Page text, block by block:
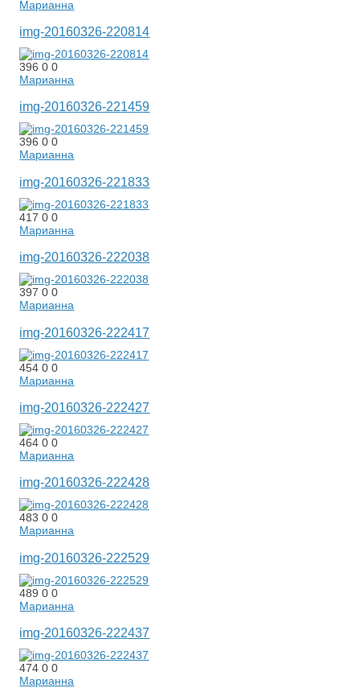
Марианна
img-20160326-220814
39600
Марианна
img-20160326-221459
39600
Марианна
img-20160326-221833
41700
Марианна
img-20160326-222038
39700
Марианна
img-20160326-222417
45400
Марианна
img-20160326-222427
46400
Марианна
img-20160326-222428
48300
Марианна
img-20160326-222529
48900
Марианна
img-20160326-222437
47400
Марианна